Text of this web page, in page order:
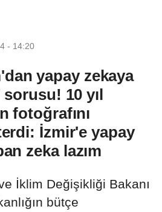
- 14:20
yapay zekaya
10 yıl
fotoğrafını
İzmir'e yapay
zeka lazım
İklim Değişikliği Bakanı
bütçe